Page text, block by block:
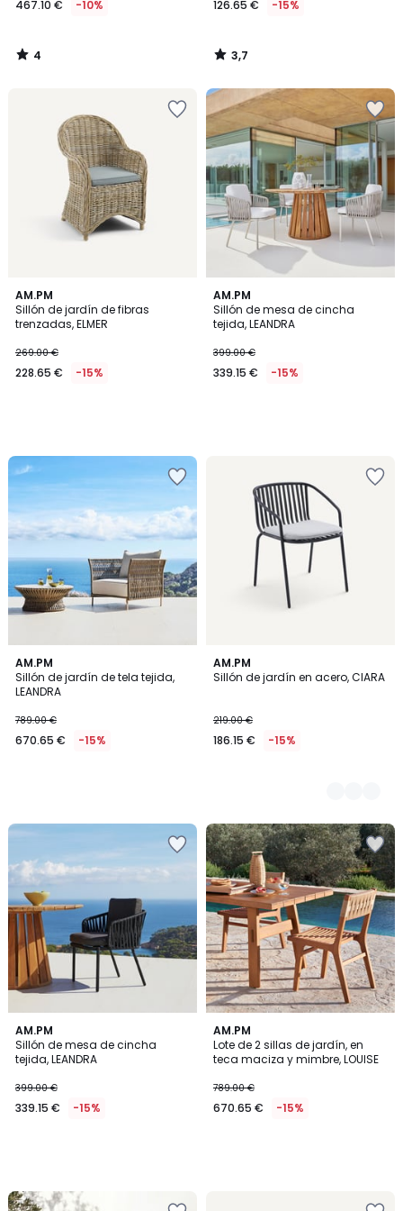
en
de
519.00
descuento
aplicado.
467.10 € -10%
4
/
126.65 € -15%
3,7
/
AM.PM
Sillón de jardín de fibras
trenzadas, ELMER
269.00 €
228.65 € -15%
AM.PM
Sillón de mesa de cincha
tejida, LEANDRA
399.00 €
339.15 € -15%
AM.PM
Sillón de jardín de tela tejida,
LEANDRA
789.00 €
670.65 € -15%
AM.PM
Sillón de jardín en acero, CIARA
219.00 €
186.15 € -15%
2
Colores
AM.PM
Sillón de mesa de cincha
tejida, LEANDRA
399.00 €
339.15 € -15%
AM.PM
Lote de 2 sillas de jardín, en
teca maciza y mimbre, LOUISE
789.00 €
670.65 € -15%